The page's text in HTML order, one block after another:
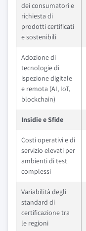
dei consumatori e
richiesta di
prodotti certificati
e sostenibili
Adozione di
tecnologie di
ispezione digitale
e remota (AI, IoT,
blockchain)
Insidie e Sfide
Costi operativi e di
servizio elevati per
ambienti di test
complessi
Variabilità degli
standard di
certificazione tra
le regioni